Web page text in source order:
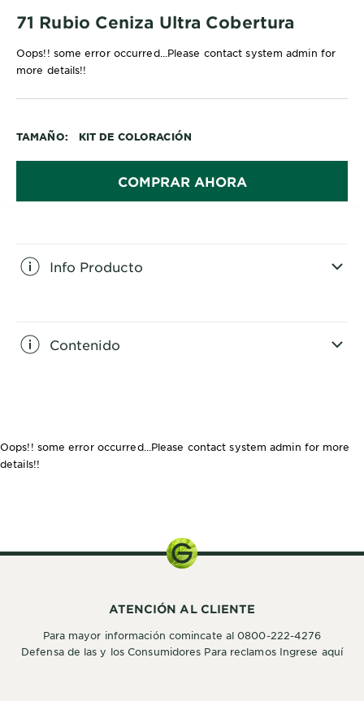
71 Rubio Ceniza Ultra Cobertura
Oops!! some error occurred...Please contact system admin for
more details!!
TAMAÑO KIT DE COLORACIÓN
COMPRAR AHORA
Info Producto
Contenido
Oops!! some error occurred...Please contact system admin for more
details!!
ATENCIÓN AL CLIENTE
Para mayor información comincate al 0800-222-4276
Defensa de las y los Consumidores Para reclamos Ingrese aquí